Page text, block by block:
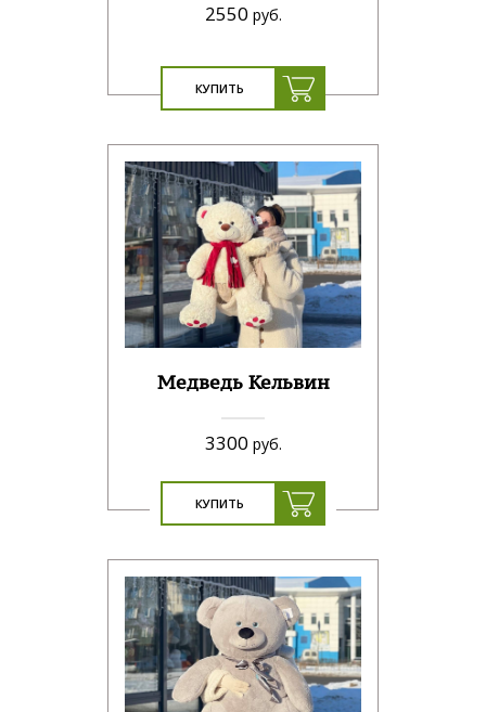
2550 руб.
КУПИТЬ
Медведь Кельвин
3300 руб.
КУПИТЬ